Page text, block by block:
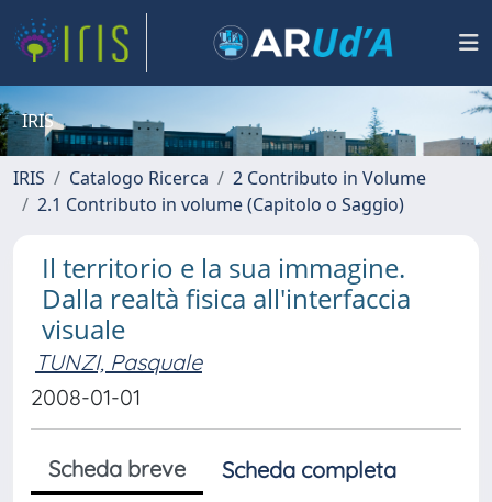
IRIS
IRIS Catalogo Ricerca
2 Contributo in Volume
2.1 Contributo in volume (Capitolo o Saggio)
Il territorio e la sua immagine.
Dalla realtà fisica all'interfaccia
visuale
TUNZI, Pasquale
2008-01-01
Scheda breve
Scheda completa